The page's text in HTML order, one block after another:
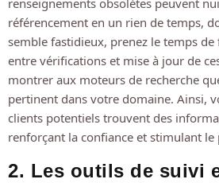
renseignements obsolètes peuvent
référencement en un rien de temps,
semble fastidieux, prenez le temps
entre vérifications et mise à jour de
montrer aux moteurs de recherche
pertinent dans votre domaine. Ainsi,
clients potentiels trouvent des
renforçant la confiance et stimulant le
2. Les outils de suivi